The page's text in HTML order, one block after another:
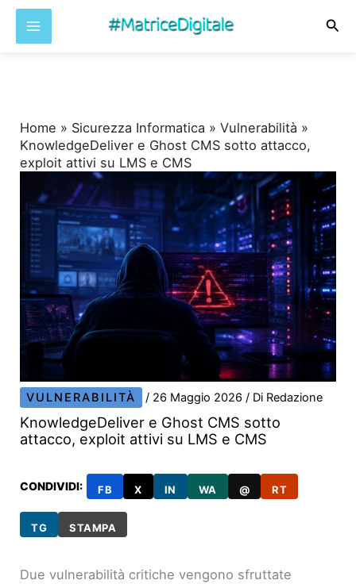
Home » Sicurezza Informatica »Vulnerabilità »
KnowledgeDeliver e Ghost CMS sotto attacco,
exploit attivi su LMS e CMS
VULNERABILITÀ / 26 Maggio 2026/ Di Redazione
KnowledgeDeliver e Ghost CMS sotto
attacco, exploit attivi su LMS e CMS
CONDIVIDI: FB X IN WA @ RT
TG STAMPA
Due vulnerabilità critiche vengono sfruttate